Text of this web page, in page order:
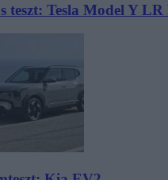
teszt: Tesla Model Y LR